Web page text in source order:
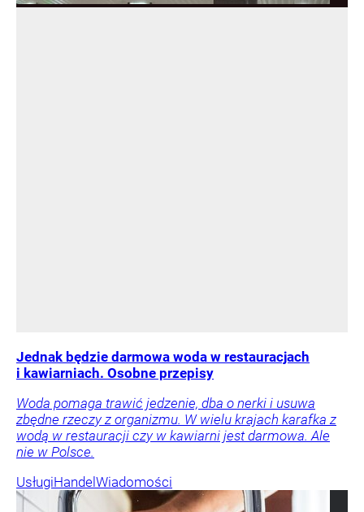
Jednak będzie darmowa woda w restauracjach
i kawiarniach. Osobne przepisy
Woda pomaga trawić jedzenie, dba o nerki i usuwa
zbędne rzeczy z organizmu. W wielu krajach karafka z
wodą w restauracji czy w kawiarni jest darmowa. Ale
nie w Polsce.
UsługiHandel Wiadomości